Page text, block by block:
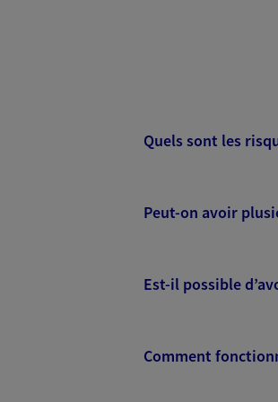
Quels sont les
Peut-on avoir
Est-il possible
Comment